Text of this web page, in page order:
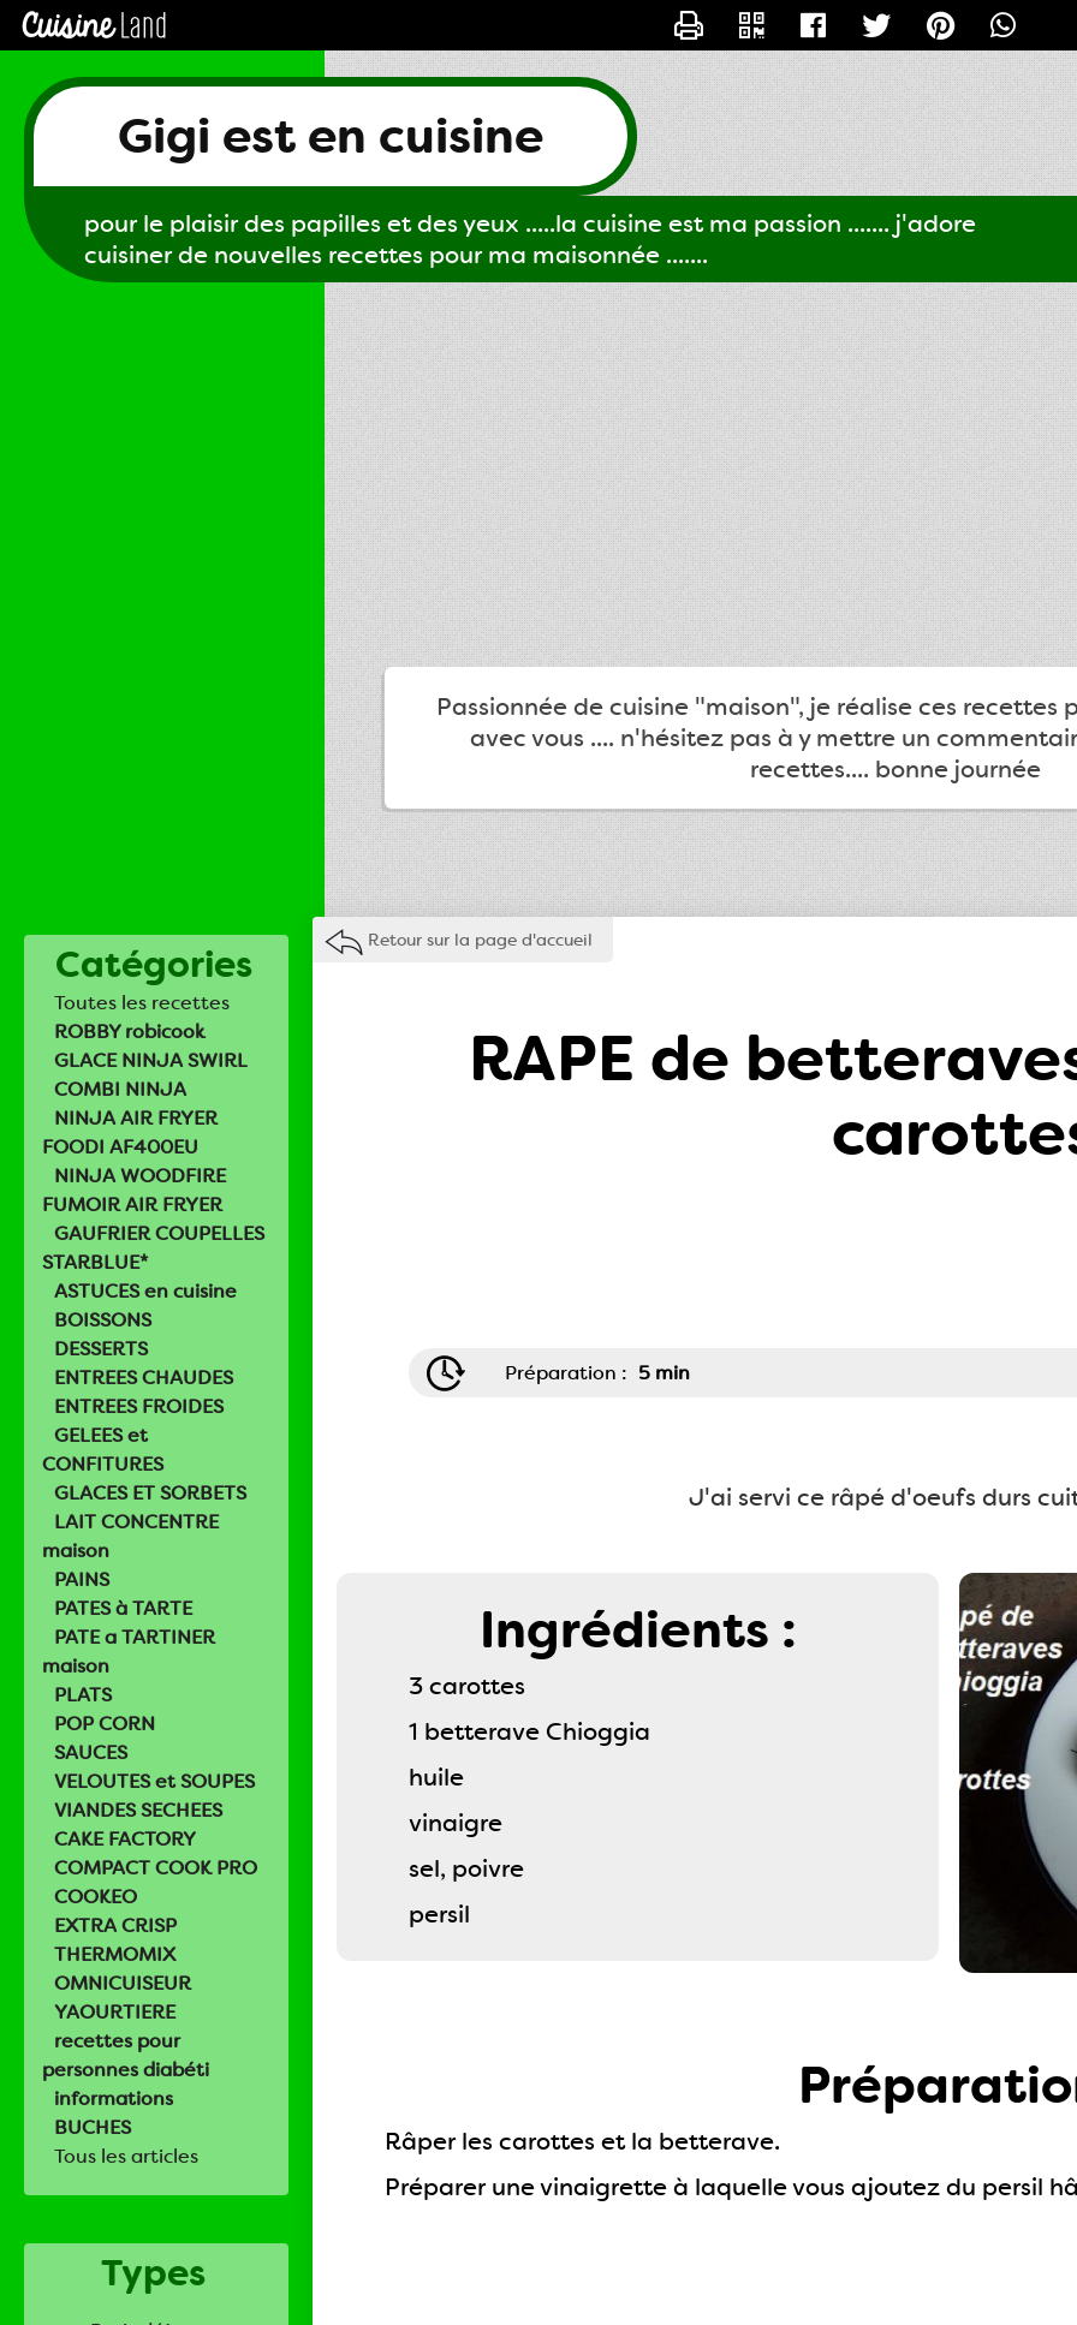
Gigi est en cuisine
pour le plaisir des papilles et des yeux .....la cuisine est ma passion ....... j'adore
cuisiner de nouvelles recettes pour ma maisonnée .......
Passionnée de cuisine "maison", je réalise ces recettes
avec vous .... n'hésitez pas à y mettre un
recettes.... bonne journée
Catégories
Toutes les recettes
ROBBY robicook
GLACE NINJA SWIRL
COMBI NINJA
NINJA AIR FRYER
FOODI AF400EU
NINJA WOODFIRE
FUMOIR AIR FRYER
GAUFRIER COUPELLES
STARBLUE*
ASTUCES en cuisine
BOISSONS
DESSERTS
ENTREES CHAUDES
ENTREES FROIDES
GELEES et
CONFITURES
GLACES ET SORBETS
LAIT CONCENTRE
maison
PAINS
PATES à TARTE
PATE a TARTINER
maison
PLATS
POP CORN
SAUCES
VELOUTES et SOUPES
VIANDES SECHEES
CAKE FACTORY
COMPACT COOK PRO
COOKEO
EXTRA CRISP
THERMOMIX
OMNICUISEUR
YAOURTIERE
recettes pour
personnes diabéti
informations
BUCHES
Tous les articles
Types
Retour sur la page d'accueil
RAPE de
Préparation : 5 min
J'ai servi ce râpé d'oeufs durs
Ingrédients :
3 carottes
1 betterave Chioggia
huile
vinaigre
sel, poivre
persil
Râper les carottes et la betterave.
Préparer une vinaigrette à laquelle vous ajoutez du persil
CONTACTER GIGI61